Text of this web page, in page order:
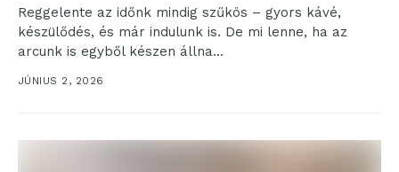
Reggelente az időnk mindig szűkös – gyors kávé,
készülődés, és már indulunk is. De mi lenne, ha az
arcunk is egyből készen állna...
JÚNIUS 2, 2026